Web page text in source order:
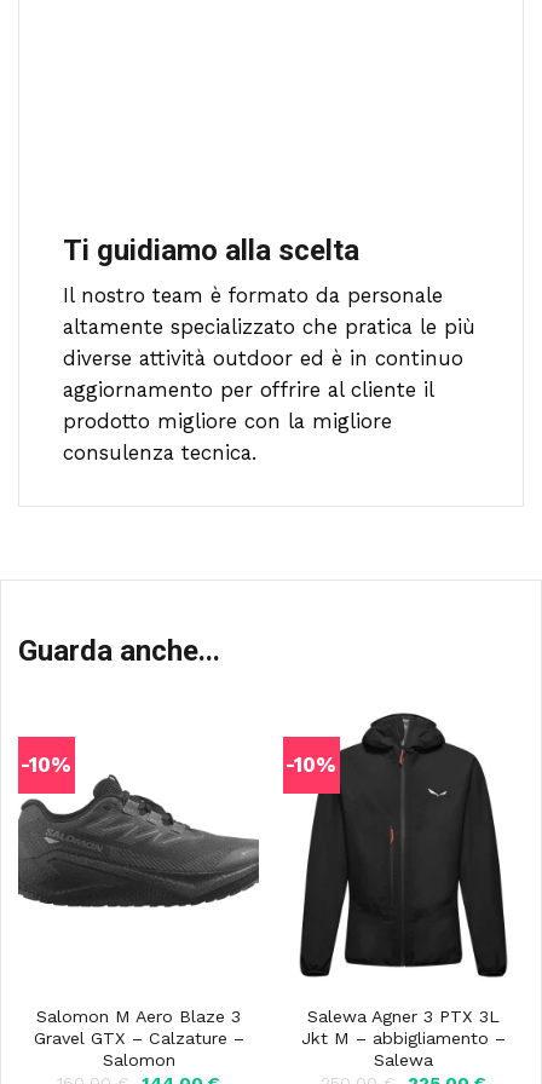
Ti guidiamo alla scelta
Il nostro team è formato da personale
altamente specializzato che pratica le più
diverse attività outdoor ed è in continuo
aggiornamento per offrire al cliente il
prodotto migliore con la migliore
consulenza tecnica.
Guarda anche...
-10%
Salomon M Aero Blaze 3
Gravel GTX – Calzature –
Salomon
-10%
Salewa Agner 3 PTX 3L
Jkt M – abbigliamento –
Salewa